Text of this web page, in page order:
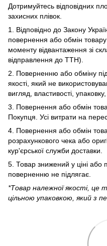
Дотримуйтесь відповідних
захисних плівок.
1. Відповідно до Закону
повернення або обмін
моменту відвантаження зі
відправлення до ТТН).
2. Поверненню або обміну
якості, який не
вигляд, властивості,
3. Повернення або обмін
Покупця. Усі витрати на
4. Повернення або обмін
розрахункового чека або
кур'єрської служби доставки.
5. Товар знижений у ціні або
поверненню не підлягає.
*Товар належної якості, це
цільною упаковкою, який з